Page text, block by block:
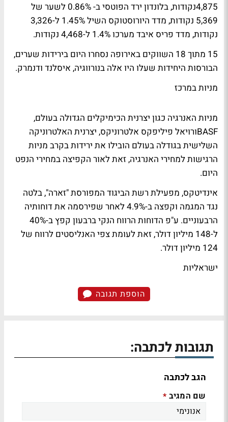
4,875נקודות, בלונדון ירד הפוטסי ב- 0.86% לשער של
5,369 נקודות, מדד היורוסטוקס השיל 1.45% ל-3,326
נקודות, מדד פריס איבד מערכו 1.4% ל-4,468 נקודות.
15 מתוך 18 השווקים באירופה נסחרו היום בירידות שערים,
הבורסות היחידות שעלו היו אלה בנורווגיה, איסלנד ודנמרק.
מניות במרכז
מניות האנרגיה כגון יצרנית הכימיקלים הגדולה בעולם,
BASFורויאל פיליפקס אלטרוניקס, יצרנית האלטרוניקה
השלישית בגודלה בעולם הובילו את ירידות בקרב מניות
הרגישות למחירי האנרגיה, זאת לאור הקפיצה במחירי הנפט
היום.
אינדיטקס, מפעילת רשת הביגוד המפורסת "זארה", בלטה
נגד המגמה וקפצה ב-4.9% לאחר שפירסמה את דוחותיה
הרבעוניים. ע"פ הדוחות הרווח הנקי ברבעון קפץ ב-40%
ל-148 מיליון דולר, זאת לעומת צפי האנליסטים לרווח של
124 מיליון דולר.
ישראליות
הוספת תגובה
תגובות לכתבה:
הגב לכתבה
שם המגיב *